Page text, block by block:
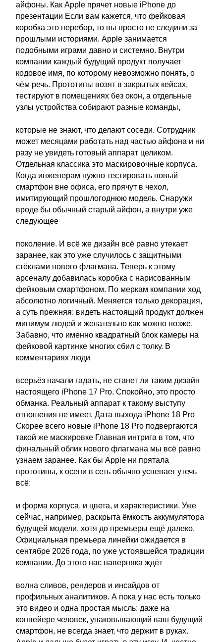
айфоны. Как Apple прячет новые iPhone до
презентации Если вам кажется, что фейковая
коробка это перебор, то вы просто не следили за
прошлыми историями. Apple занимается
подобными играми давно и системно. Внутри
компании каждый будущий продукт получает
кодовое имя, по которому невозможно понять, о
чём речь. Прототипы возят в закрытых кейсах,
тестируют в помещениях без окон, а отдельные
узлы устройства собирают разные команды,
которые не знают, что делают соседи. Сотрудник
может месяцами работать над частью айфона и ни
разу не увидеть готовый аппарат целиком.
Отдельная классика это маскировочные корпуса.
Когда инженерам нужно тестировать новый
смартфон вне офиса, его прячут в чехол,
имитирующий прошлогоднюю модель. Снаружи
вроде бы обычный старый айфон, а внутри уже
следующее
поколение. И всё же дизайн всё равно утекает
заранее, как это уже случилось с защитными
стёклами нового флагмана. Теперь к этому
арсеналу добавилась коробка с нарисованным
фейковым смартфоном. По меркам компании ход
абсолютно логичный. Меняется только декорация,
а суть прежняя: видеть настоящий продукт должен
минимум людей и желательно как можно позже.
Забавно, что именно квадратный блок камеры на
фейковой картинке многих сбил с толку. В
комментариях люди
всерьёз начали гадать, не станет ли таким дизайн
настоящего iPhone 17 Pro. Спокойно, это просто
обманка. Реальный аппарат к такому выступу
отношения не имеет. Дата выхода iPhone 18 Pro
Скорее всего новые iPhone 18 Pro подвергаются
такой же маскировке Главная интрига в том, что
финальный облик нового флагмана мы всё равно
узнаем заранее. Как бы Apple ни прятала
прототипы, к осени в сеть обычно успевает утечь
всё:
и форма корпуса, и цвета, и характеристики. Уже
сейчас, например, раскрыта ёмкость аккумулятора
будущей модели, хотя до премьеры ещё далеко.
Официальная премьера линейки ожидается в
сентябре 2026 года, по уже устоявшейся традиции
компании. До этого нас наверняка ждёт
волна сливов, рендеров и инсайдов от
профильных аналитиков. А пока у нас есть только
это видео и одна простая мысль: даже на
конвейере человек, упаковывающий ваш будущий
смартфон, не всегда знает, что держит в руках.